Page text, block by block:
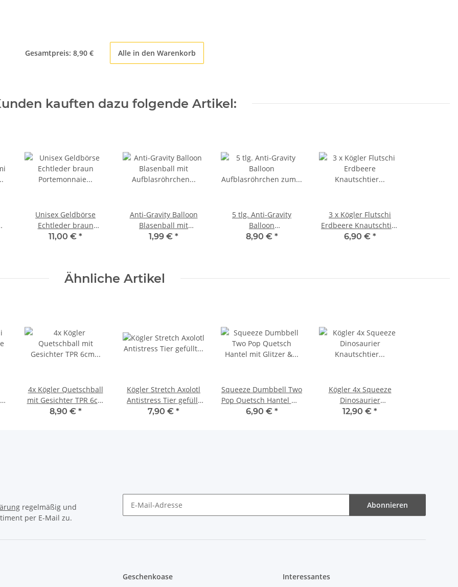
Gesamtpreis: 8,90 € Alle in den Warenkorb
kauften dazu folgende Artikel:
Unisex Geldbörse
Echtleder braun
Portemonnaie
11,00 € *
Anti-Gravity Balloon
Blasenball mit
Aufblasröhrchen Gold
1,99 € *
5 tlg. Anti-Gravity
Balloon
Aufblasröhrchen zum
8,90 € *
3 x Kögler Flutschi
Erdbeere Knautschtier
Quetschball Antistress
6,90 € *
Ähnliche Artikel
4x Kögler Quetschball
mit Gesichter TPR 6cm
Antistressball grün
8,90 € *
Kögler Stretch Axolotl
Antistress Tier gefüllt
mit Mikroperlen TPR 20
7,90 € *
Squeeze Dumbbell Two
Pop Quetsch Hantel mit
Glitzer & Quallen
6,90 € *
Kögler 4x Squeeze
Dinosaurier
Knautschtier
12,90 € *
regelmäßig und
per E-Mail zu.
Abonnieren
Geschenkoase Interessantes